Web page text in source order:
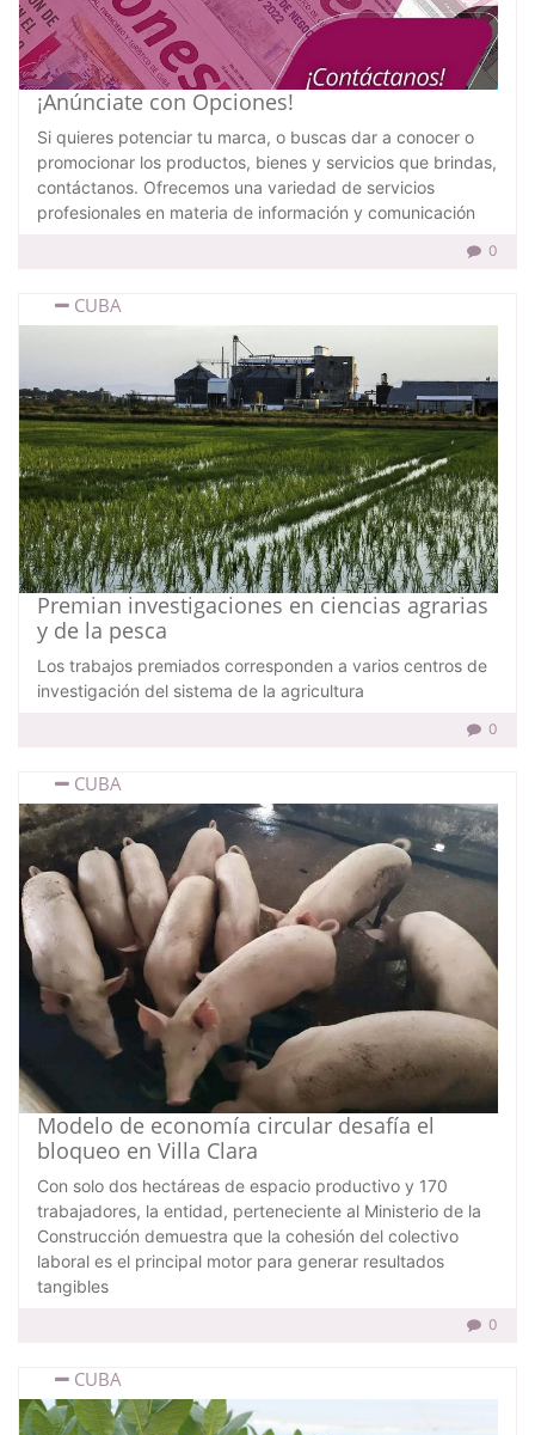
¡Anúnciate con Opciones!
Si quieres potenciar tu marca, o buscas dar a conocer o
promocionar los productos, bienes y servicios que brindas,
contáctanos. Ofrecemos una variedad de servicios
profesionales en materia de información y comunicación
0
CUBA
Premian investigaciones en ciencias agrarias
y de la pesca
Los trabajos premiados corresponden a varios centros de
investigación del sistema de la agricultura
0
CUBA
Modelo de economía circular desafía el
bloqueo en Villa Clara
Con solo dos hectáreas de espacio productivo y 170
trabajadores, la entidad, perteneciente al Ministerio de la
Construcción demuestra que la cohesión del colectivo
laboral es el principal motor para generar resultados
tangibles
0
CUBA